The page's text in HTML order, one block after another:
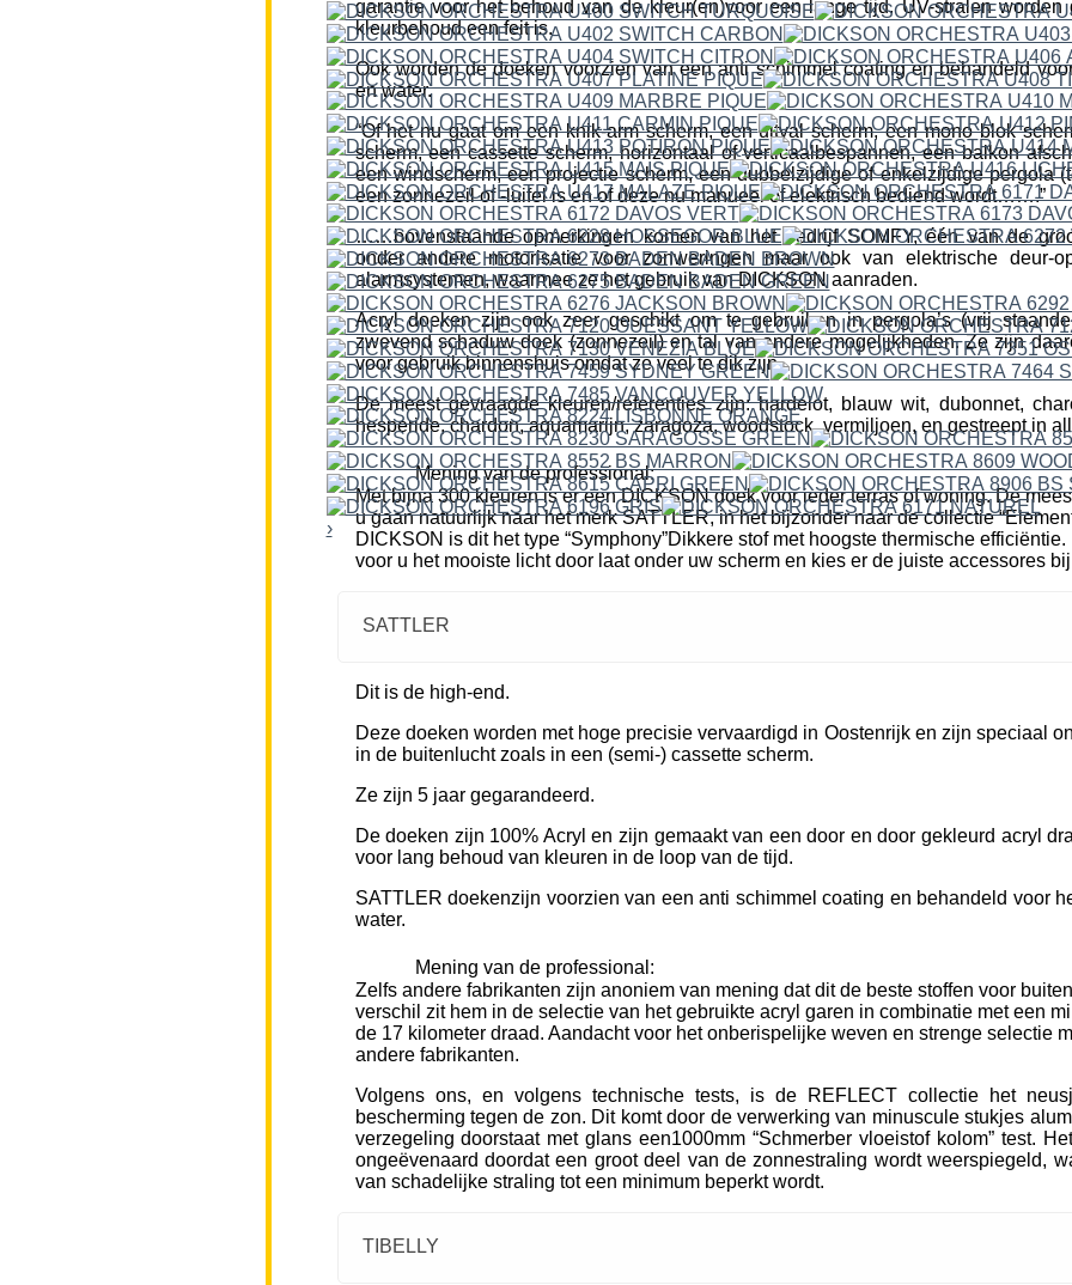
›
garantie voor het behoud van de kleur(en)voor een lange tijd. UV-stralen worden
kleurbehoud een feit is.
Ook worden de doeken voorzien van een anti schimmel coating en behandeld
en water.
“Of het nu gaat om een knik-arm scherm, een uitval scherm, een mono blok
scherm, een cassette scherm, horizontaal of verticaalbespannen, een balkon
een windscherm, een projectie scherm, een dubbelzijdige of enkelzijdige pergola
een zonnezeil of -luifel is en of deze nu manueel of elektrisch bediend wordt…….”
……bovenstaande opmerkingen komen van het bedrijf SOMFY, één van de
onder andere motorisatie voor zonweringen maar ook van elektrische deur-
alarmsystemen, waarmee ze het gebruik van DICKSON aanraden.
Acryl doeken zijn ook zeer geschikt om te gebruiken in pergola’s (vrij
zwevend schaduw doek (zonnezeil) en tal van andere mogelijkheden. Ze zijn
voor gebruik binnenshuis omdat ze veel te dik zijn.
De meest gevraagde kleuren/referenties zijn: hardelot, blauw wit, dubonnet,
hesperide, chardon, aquamarijn, zaragoza, woodstock, vermiljoen, en gestreept in
Mening van de professional:
Met bijna 300 kleuren is er een DICKSON doek voor ieder terras of woning. De
u gaan natuurlijk naar het merk SATTLER, in het bijzonder naar de collectie
DICKSON is dit het type “Symphony”Dikkere stof met hoogste thermische
voor u het mooiste licht door laat onder uw scherm en kies er de juiste accessores
SATTLER
Dit is de high-end.
Deze doeken worden met hoge precisie vervaardigd in Oostenrijk en zijn speciaal
in de buitenlucht zoals in een (semi-) cassette scherm.
Ze zijn 5 jaar gegarandeerd.
De doeken zijn 100% Acryl en zijn gemaakt van een door en door gekleurd acryl
voor lang behoud van kleuren in de loop van de tijd.
SATTLER doekenzijn voorzien van een anti schimmel coating en behandeld voor
water.
Mening van de professional:
Zelfs andere fabrikanten zijn anoniem van mening dat dit de beste stoffen voor
verschil zit hem in de selectie van het gebruikte acryl garen in combinatie met een
de 17 kilometer draad. Aandacht voor het onberispelijke weven en strenge selectie
andere fabrikanten.
Volgens ons, en volgens technische tests, is de REFLECT collectie het
bescherming tegen de zon. Dit komt door de verwerking van minuscule stukjes
verzegeling doorstaat met glans een1000mm “Schmerber vloeistof kolom” test.
ongeëvenaard doordat een groot deel van de zonnestraling wordt weerspiegeld,
van schadelijke straling tot een minimum beperkt wordt.
TIBELLY